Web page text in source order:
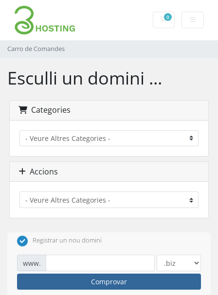
0Carro de
Carro de Comandes
Esculli un domini ...
Categories
Accions
Registrar un nou domini
www.
Comprovar